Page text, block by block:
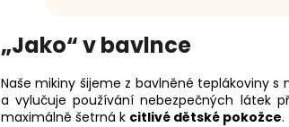
„Jako“ v bavlnce
Naše mikiny šijeme z bavlněné teplákoviny
a vylučuje používání nebezpečných látek
maximálně šetrná k citlivé dětské pokožce.